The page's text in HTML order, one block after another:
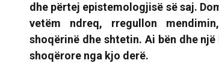
dhe përtej epistemologjisë së saj.
vetëm ndreq, rregullon
shoqërinë dhe shtetin. Ai bën dhe
shoqërore nga kjo derë.